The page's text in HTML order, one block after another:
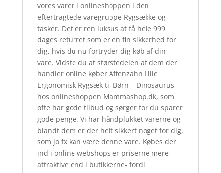
vores varer i onlineshoppen i den
eftertragtede varegruppe Rygsække og
tasker. Det er ren luksus at få hele 999
dages returret som er en fin sikkerhed for
dig, hvis du nu fortryder dig køb af din
vare. Vidste du at størstedelen af dem der
handler online køber Affenzahn Lille
Ergonomisk Rygsæk til Børn – Dinosaurus
hos onlineshoppen Mammashop.dk, som
ofte har gode tilbud og sørger for du sparer
gode penge. Vi har håndplukket varerne og
blandt dem er der helt sikkert noget for dig,
som jo fx kan være denne vare. Købes der
ind i online webshops er priserne mere
attraktive end i butikkerne- fordi